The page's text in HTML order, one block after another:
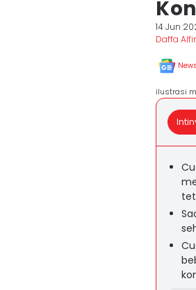
14 Jun
Daffa
News
ilustrasi